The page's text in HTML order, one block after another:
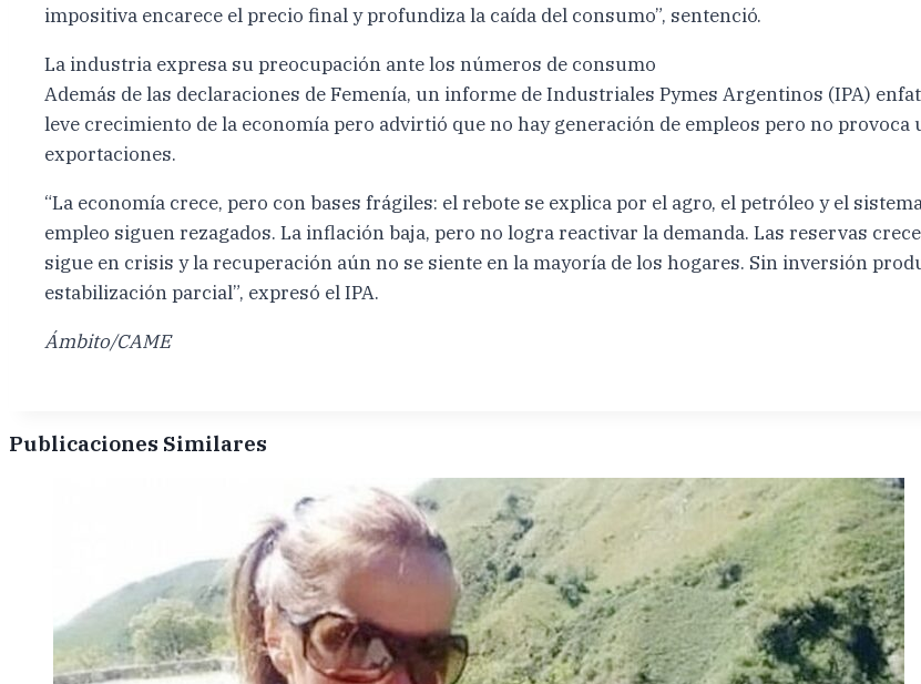
impositiva encarece el precio final y profundiza la caída del consumo”, sentenció.
La industria expresa su preocupación ante los números de consumo
Además de las declaraciones de Femenía, un informe de Industriales Pymes Argentinos (IPA)
leve crecimiento de la economía pero advirtió que no hay generación de empleos pero no
exportaciones.
“La economía crece, pero con bases frágiles: el rebote se explica por el agro, el petróleo y el
empleo siguen rezagados. La inflación baja, pero no logra reactivar la demanda. Las reservas
sigue en crisis y la recuperación aún no se siente en la mayoría de los hogares. Sin inversión
estabilización parcial”, expresó el IPA.
Ámbito/CAME
Publicaciones Similares